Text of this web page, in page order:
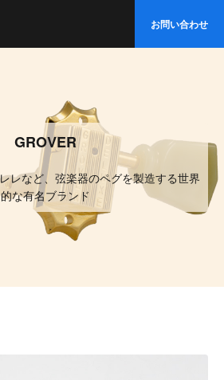
お問い合わせ
GROVER
レなど、弦楽器のペグを製造する世界
的な有名ブランド